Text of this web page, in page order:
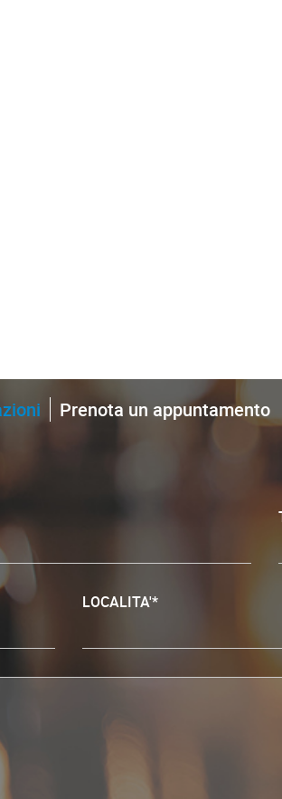
Prenota un appuntamento
LOCALITA'*